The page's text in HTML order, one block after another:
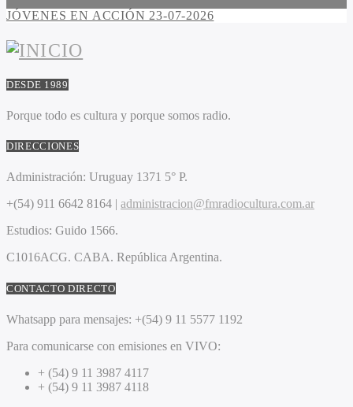
JÓVENES EN ACCIÓN 23-07-2026
DESDE 1989
Porque todo es cultura y porque somos radio.
DIRECCIONES
Administración: Uruguay 1371 5° P.
+(54) 911 6642 8164 | administracion@fmradiocultura.com.ar
Estudios: Guido 1566.
C1016ACG. CABA. República Argentina.
CONTACTO DIRECTO
Whatsapp para mensajes: +(54) 9 11 5577 1192
Para comunicarse con emisiones en VIVO:
+ (54) 9 11 3987 4117
+ (54) 9 11 3987 4118